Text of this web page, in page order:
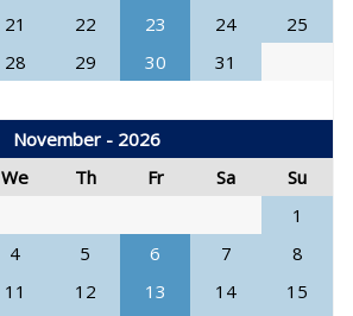
21 22 23 24
25
28 29 30 31
November - 2026
We Th Fr Sa
Su
1
4 5 6 7
8
11 12 13 14
15